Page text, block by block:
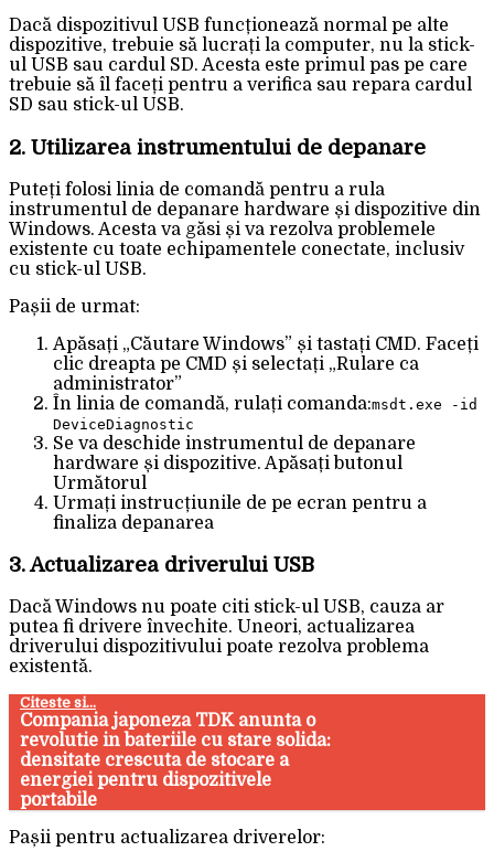
Dacă dispozitivul USB funcționează normal pe alte
dispozitive, trebuie să lucrați la computer, nu la stick-
ul USB sau cardul SD. Acesta este primul pas pe care
trebuie să îl faceți pentru a verifica sau repara cardul
SD sau stick-ul USB.
2. Utilizarea instrumentului de depanare
Puteți folosi linia de comandă pentru a rula
instrumentul de depanare hardware și dispozitive din
Windows. Acesta va găsi și va rezolva problemele
existente cu toate echipamentele conectate, inclusiv
cu stick-ul USB.
Pașii de urmat:
Apăsați „Căutare Windows” și tastați CMD. Faceți
clic dreapta pe CMD și selectați „Rulare ca
administrator”
În linia de comandă, rulați comanda:msdt.exe -id
DeviceDiagnostic
Se va deschide instrumentul de depanare
hardware și dispozitive. Apăsați butonul
Următorul
Urmați instrucțiunile de pe ecran pentru a
finaliza depanarea
3. Actualizarea driverului USB
Dacă Windows nu poate citi stick-ul USB, cauza ar
putea fi drivere învechite. Uneori, actualizarea
driverului dispozitivului poate rezolva problema
existentă.
Citeste si...
Compania japoneza TDK anunta o
revolutie in bateriile cu stare solida:
densitate crescuta de stocare a
energiei pentru dispozitivele
portabile
Pașii pentru actualizarea driverelor: